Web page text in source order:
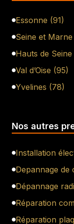
Essonne (91)
Seine et
Hauts de Seine
Val d’Oise (95)
Yvelines (78)
Nos autres
Installation
Depannage de
Dépannage
Réparation
Réparation